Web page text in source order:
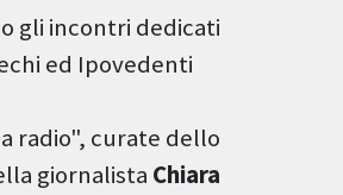
gli incontri dedicati
ed Ipovedenti
radio", curate dello
giornalista Chiara